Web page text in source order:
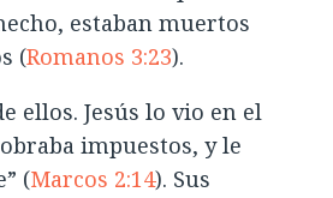
estaban muertos
(Romanos 3:23).
ellos. Jesús lo vio en el
impuestos, y le
(Marcos 2:14). Sus